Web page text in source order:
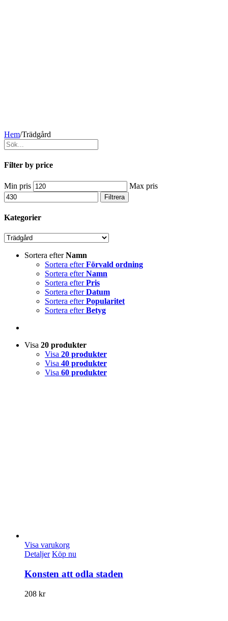
Hem/Trädgård
Filter by price
Min pris Max pris
Filtrera
Kategorier
Sortera efterNamn
Sortera efterFörvald ordning
Sortera efterNamn
Sortera efterPris
Sortera efterDatum
Sortera efterPopularitet
Sortera efterBetyg
Visa 20 produkter
Visa 20 produkter
Visa 40 produkter
Visa 60 produkter
Visa varukorg
Detaljer Köp nu
Konsten att odla staden
208 kr